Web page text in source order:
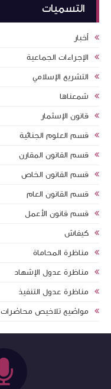
التسميات
أخبار
الإجراءات الجماعية
التشريع الإسلامي
شمعناها
قانون الإسثمار
قسم العلوم الجنائية
قسم القانون المقارن
قسم القانون الخاص
قسم القانون العام
قسم قانون الأعمل
كيفاش
مناظرة المحاماة
مناظرة عدول الإشهاد
مناظرة عدول التنفيذ
مواضيع تلاخيص محاضرات